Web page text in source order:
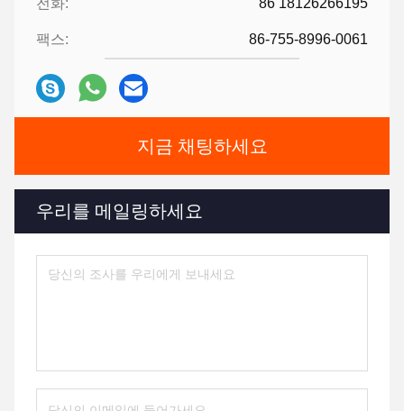
전화: 86 18126266195
팩스: 86-755-8996-0061
지금 채팅하세요
우리를 메일링하세요